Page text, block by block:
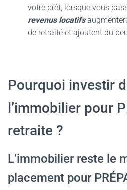
votre prêt, lorsque vous
revenus locatifs
de retraité et ajoutent du
Pourquoi investir
l’immobilier pour
retraite ?
L’immobilier reste le
placement pour